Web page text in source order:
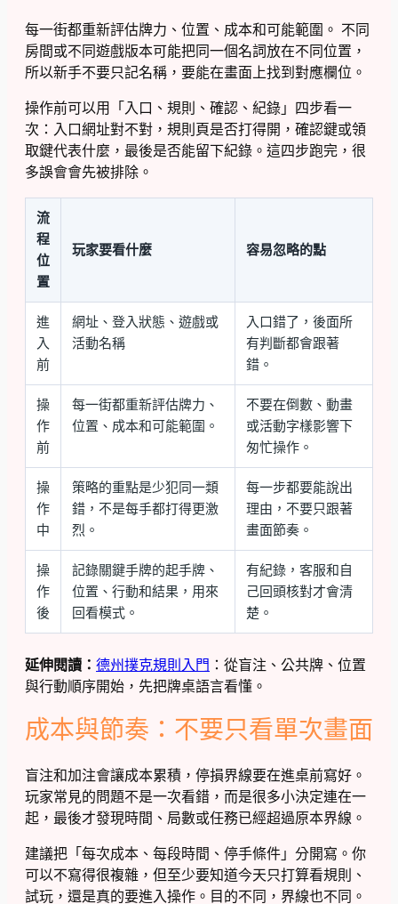
每一街都重新評估牌力、位置、成本和可能範圍。 不同
房間或不同遊戲版本可能把同一個名詞放在不同位置，
所以新手不要只記名稱，要能在畫面上找到對應欄位。
操作前可以用「入口、規則、確認、紀錄」四步看一
次：入口網址對不對，規則頁是否打得開，確認鍵或領
取鍵代表什麼，最後是否能留下紀錄。這四步跑完，很
多誤會會先被排除。
流
程
位
置
玩家要看什麼 容易忽略的點
進
入
前
網址、登入狀態、遊戲或
活動名稱
入口錯了，後面所
有判斷都會跟著
錯。
操
作
前
每一街都重新評估牌力、
位置、成本和可能範圍。
不要在倒數、動畫
或活動字樣影響下
匆忙操作。
操
作
中
策略的重點是少犯同一類
錯，不是每手都打得更激
烈。
每一步都要能說出
理由，不要只跟著
畫面節奏。
操
作
後
記錄關鍵手牌的起手牌、
位置、行動和結果，用來
回看模式。
有紀錄，客服和自
己回頭核對才會清
楚。
延伸閱讀： 德州撲克規則入門 ：從盲注、公共牌、位置
與行動順序開始，先把牌桌語言看懂。
成本與節奏：不要只看單次畫面
盲注和加注會讓成本累積，停損界線要在進桌前寫好。
玩家常見的問題不是一次看錯，而是很多小決定連在一
起，最後才發現時間、局數或任務已經超過原本界線。
建議把「每次成本、每段時間、停手條件」分開寫。你
可以不寫得很複雜，但至少要知道今天只打算看規則、
試玩，還是真的要進入操作。目的不同，界線也不同。